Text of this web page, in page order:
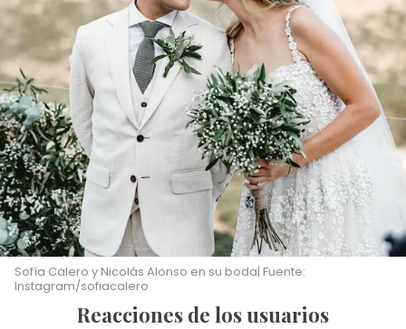
Sofía Calero y Nicolás Alonso en su boda| Fuente:
Instagram/sofiacalero
Reacciones de los usuarios